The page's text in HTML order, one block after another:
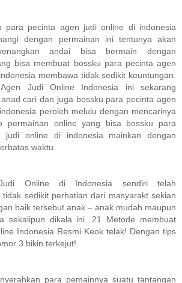
para pecinta agen judi online di indonesia
dengan permainan ini tentunya akan
andai bisa bermain dengan
bisa membuat bossku para pecinta agen
membawa tidak sedikit keuntungan.
Agen Judi Online Indonesia ini sekarang
cari dan juga bossku para pecinta agen
peroleh melulu dengan mencarinya
permainan online yang bisa bossku para
judi online di indonesia mainkan dengan
waktu.
Online di Indonesia sendiri telah
tidak sedikit perhatian dari masyarakt sekian
baik tersebut anak – anak mudah maupun
sekalipun dikala ini. 21 Metode membuat
Indonesia Resmi Keok telak! Dengan tips
3 bikin terkejut!.
para pemainnya suatu tantangan